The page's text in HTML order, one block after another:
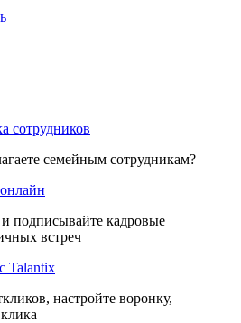
сотрудников
семейным сотрудникам?
подписывайте кадровые
встреч
Talantix
настройте воронку,